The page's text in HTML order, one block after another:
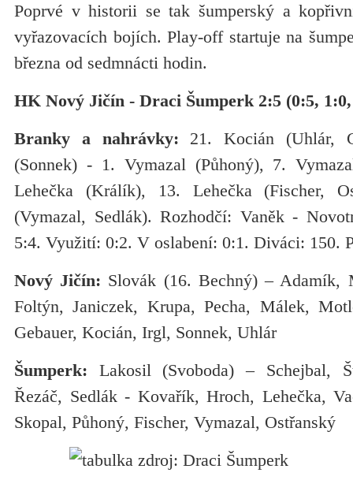
Poprvé v historii se tak šumperský a
vyřazovacích bojích. Play-off startuje na
března od sedmnácti hodin.
HK Nový Jičín - Draci Šumperk 2:5 (0:5,
Branky a nahrávky: 21. Kocián (Uhlár,
(Sonnek) - 1. Vymazal (Půhoný), 7.
Lehečka (Králík), 13. Lehečka (Fischer,
(Vymazal, Sedlák). Rozhodčí: Vaněk -
5:4. Využití: 0:2. V oslabení: 0:1. Diváci: 150.
Nový Jičín: Slovák (16. Bechný) – Adamík,
Foltýn, Janiczek, Krupa, Pecha, Málek,
Gebauer, Kocián, Irgl, Sonnek, Uhlár
Šumperk: Lakosil (Svoboda) – Schejbal,
Řezáč, Sedlák - Kovařík, Hroch, Lehečka,
Skopal, Půhoný, Fischer, Vymazal, Ostřanský